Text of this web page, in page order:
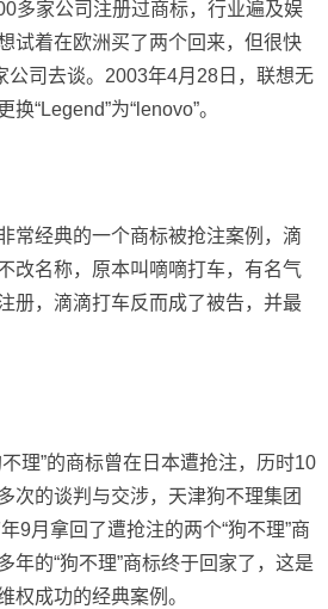
多家公司注册过商标，行业遍及娱
试着在欧洲买了两个回来，但很快
公司去谈。2003年4月28日，联想无
“Legend”为“lenovo”。
常经典的一个商标被抢注案例，滴
改名称，原本叫嘀嘀打车，有名气
册，滴滴打车反而成了被告，并最
理”的商标曾在日本遭抢注，历时10
次的谈判与交涉，天津狗不理集团
9月拿回了遭抢注的两个“狗不理”商
年的“狗不理”商标终于回家了，这是
权成功的经典案例。